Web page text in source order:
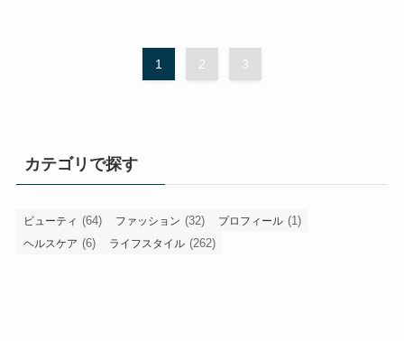
1 2 3
カテゴリで探す
ビューティ (64) ファッション (32) プロフィール (1)
ヘルスケア (6) ライフスタイル (262)